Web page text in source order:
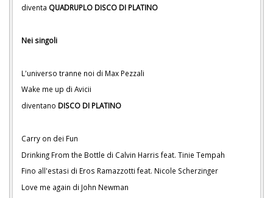
diventa QUADRUPLO DISCO DI PLATINO
Nei singoli
L'universo tranne noi di Max Pezzali
Wake me up di Avicii
diventano DISCO DI PLATINO
Carry on dei Fun
Drinking From the Bottle di Calvin Harris feat. Tinie Tempah
Fino all'estasi di Eros Ramazzotti feat. Nicole Scherzinger
Love me again di John Newman